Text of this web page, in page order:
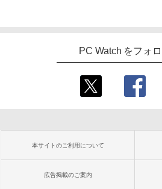
PC Watch をフォ
本サイトのご利用について
広告掲載のご案内